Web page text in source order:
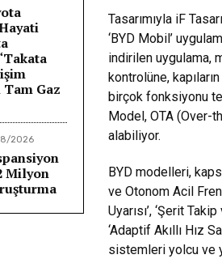
Tam Gaz
2026
Milyon
Tasarımıyla iF
‘BYD Mobil’
indirilen uygulama,
kontrolüne,
birçok fonksiyonu
Model, OTA (Over-
alabiliyor.
BYD modelleri,
ve Otonom Acil Fren
Uyarısı’, ‘Şerit
‘Adaptif Akıllı Hız
sistemleri yolcu ve